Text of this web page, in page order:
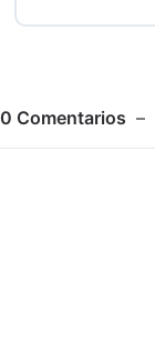
0 Comentarios